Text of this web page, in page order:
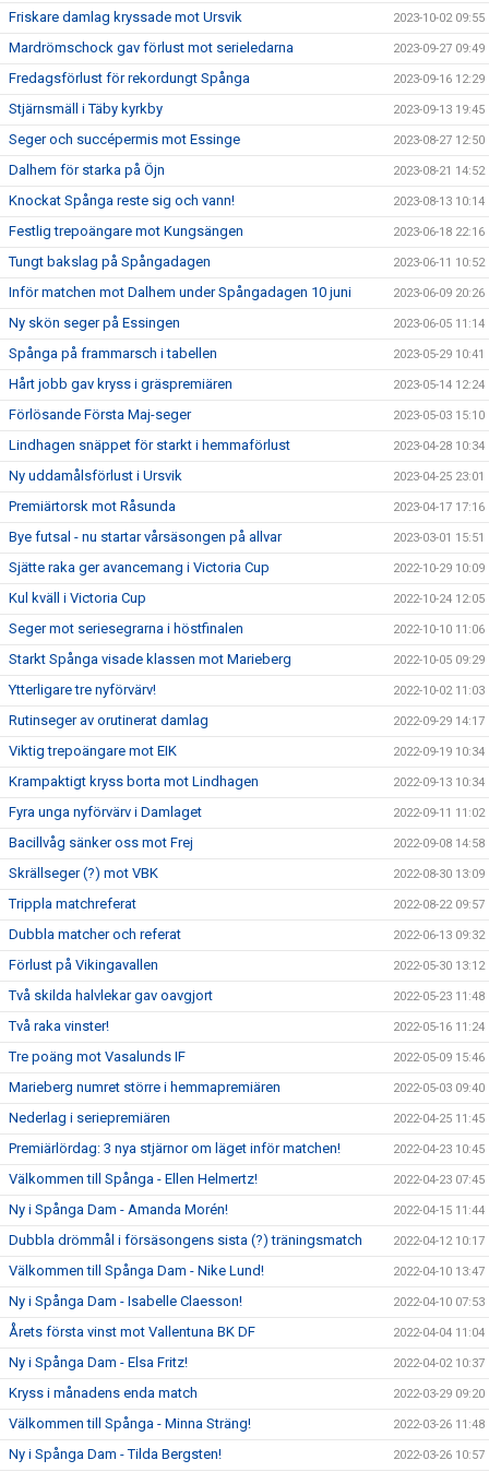
Friskare damlag kryssade mot Ursvik 2023-10-02 09:55
Mardrömschock gav förlust mot serieledarna 2023-09-27 09:49
Fredagsförlust för rekordungt Spånga 2023-09-16 12:29
Stjärnsmäll i Täby kyrkby 2023-09-13 19:45
Seger och succépermis mot Essinge 2023-08-27 12:50
Dalhem för starka på Öjn 2023-08-21 14:52
Knockat Spånga reste sig och vann! 2023-08-13 10:14
Festlig trepoängare mot Kungsängen 2023-06-18 22:16
Tungt bakslag på Spångadagen 2023-06-11 10:52
Inför matchen mot Dalhem under Spångadagen 10 juni 2023-06-09 20:26
Ny skön seger på Essingen 2023-06-05 11:14
Spånga på frammarsch i tabellen 2023-05-29 10:41
Hårt jobb gav kryss i gräspremiären 2023-05-14 12:24
Förlösande Första Maj-seger 2023-05-03 15:10
Lindhagen snäppet för starkt i hemmaförlust 2023-04-28 10:34
Ny uddamålsförlust i Ursvik 2023-04-25 23:01
Premiärtorsk mot Råsunda 2023-04-17 17:16
Bye futsal - nu startar vårsäsongen på allvar 2023-03-01 15:51
Sjätte raka ger avancemang i Victoria Cup 2022-10-29 10:09
Kul kväll i Victoria Cup 2022-10-24 12:05
Seger mot seriesegrarna i höstfinalen 2022-10-10 11:06
Starkt Spånga visade klassen mot Marieberg 2022-10-05 09:29
Ytterligare tre nyförvärv! 2022-10-02 11:03
Rutinseger av orutinerat damlag 2022-09-29 14:17
Viktig trepoängare mot EIK 2022-09-19 10:34
Krampaktigt kryss borta mot Lindhagen 2022-09-13 10:34
Fyra unga nyförvärv i Damlaget 2022-09-11 11:02
Bacillvåg sänker oss mot Frej 2022-09-08 14:58
Skrällseger (?) mot VBK 2022-08-30 13:09
Trippla matchreferat 2022-08-22 09:57
Dubbla matcher och referat 2022-06-13 09:32
Förlust på Vikingavallen 2022-05-30 13:12
Två skilda halvlekar gav oavgjort 2022-05-23 11:48
Två raka vinster! 2022-05-16 11:24
Tre poäng mot Vasalunds IF 2022-05-09 15:46
Marieberg numret större i hemmapremiären 2022-05-03 09:40
Nederlag i seriepremiären 2022-04-25 11:45
Premiärlördag: 3 nya stjärnor om läget inför matchen! 2022-04-23 10:45
Välkommen till Spånga - Ellen Helmertz! 2022-04-23 07:45
Ny i Spånga Dam - Amanda Morén! 2022-04-15 11:44
Dubbla drömmål i försäsongens sista (?) träningsmatch 2022-04-12 10:17
Välkommen till Spånga Dam - Nike Lund! 2022-04-10 13:47
Ny i Spånga Dam - Isabelle Claesson! 2022-04-10 07:53
Årets första vinst mot Vallentuna BK DF 2022-04-04 11:04
Ny i Spånga Dam - Elsa Fritz! 2022-04-02 10:37
Kryss i månadens enda match 2022-03-29 09:20
Välkommen till Spånga - Minna Sträng! 2022-03-26 11:48
Ny i Spånga Dam - Tilda Bergsten! 2022-03-26 10:57